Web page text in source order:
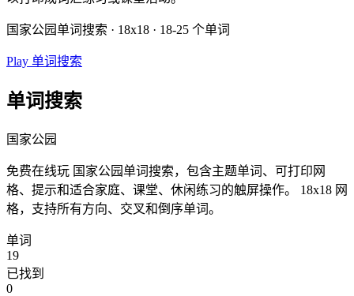
国家公园单词搜索 · 18x18 · 18-25 个单词
Play 单词搜索
单词搜索
国家公园
免费在线玩 国家公园单词搜索，包含主题单词、可打印网
格、提示和适合家庭、课堂、休闲练习的触屏操作。
18x18 网
格，支持所有方向、交叉和倒序单词。
单词
19
已找到
0